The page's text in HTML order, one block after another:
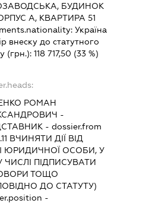
БУДИНОК
А, КВАРТИРА 51
Україна
внеску до статутного
(грн.): 118 717,50 (33 %)
РОМАН
-
- dossier.from
ВЧИНЯТИ ДІЇ ВІД
ЮРИДИЧНОЇ ОСОБИ, У
ЧИСЛІ ПІДПИСУВАТИ
ТОЩО
ДО СТАТУТУ)
-